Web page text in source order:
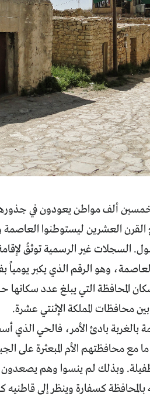
العشرين ليستوطنوا العاصمة
السجلات غير الرسمية توثقُ
وهو الرقم الذي يكبر يومياً
المملكة الإثنتي عشرة.
بالغربة بادئ الأمر، فالحي الذي
مع محافظتهم الأم المبعثرة على
وبذلك لم ينسوا وهم يصعدون
كسفارة وينظر إلى